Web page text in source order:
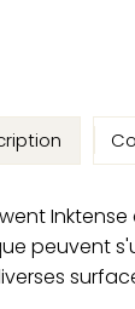
peuvent